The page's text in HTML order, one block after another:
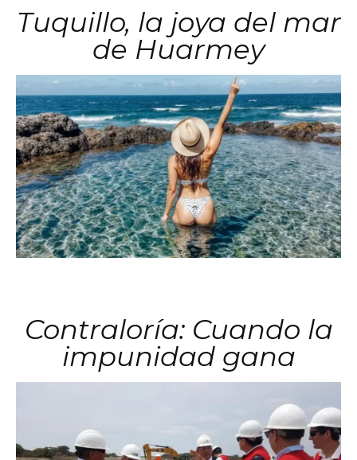
Tuquillo, la joya del mar
de Huarmey
Contraloría: Cuando la
impunidad gana